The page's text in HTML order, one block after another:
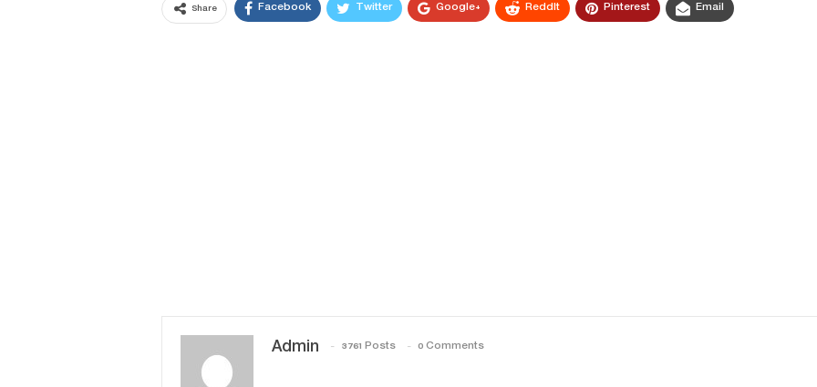
Share Facebook Twitter Google+ ReddIt Pinterest Email
Admin 3761 Posts 0 Comments